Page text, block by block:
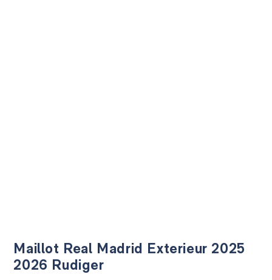
Maillot Real Madrid Exterieur 2025
2026 Rudiger